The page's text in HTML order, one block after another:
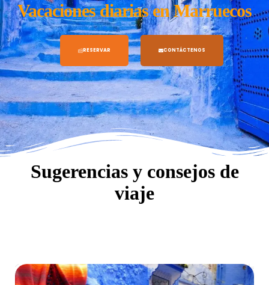
Vacaciones diarias en Marruecos
RESERVAR CONTÁCTENOS
Sugerencias y consejos de
viaje